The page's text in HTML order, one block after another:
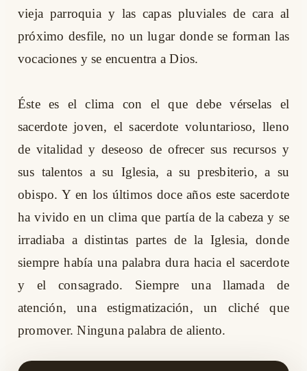
vieja parroquia y las capas pluviales de cara al
próximo desfile, no un lugar donde se forman las
vocaciones y se encuentra a Dios.
Éste es el clima con el que debe vérselas el
sacerdote joven, el sacerdote voluntarioso, lleno
de vitalidad y deseoso de ofrecer sus recursos y
sus talentos a su Iglesia, a su presbiterio, a su
obispo. Y en los últimos doce años este sacerdote
ha vivido en un clima que partía de la cabeza y se
irradiaba a distintas partes de la Iglesia, donde
siempre había una palabra dura hacia el sacerdote
y el consagrado. Siempre una llamada de
atención, una estigmatización, un cliché que
promover. Ninguna palabra de aliento.